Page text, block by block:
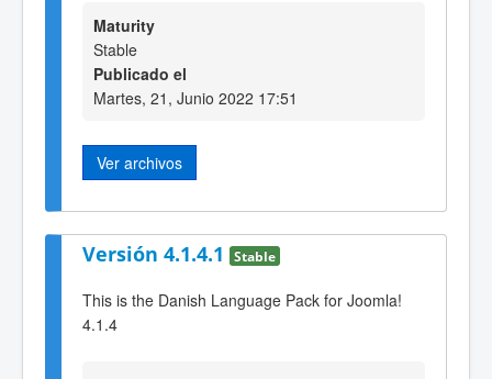
Maturity
Stable
Publicado el
Martes, 21, Junio 2022 17:51
Ver archivos
Versión 4.1.4.1 Stable
This is the Danish Language Pack for Joomla!
4.1.4